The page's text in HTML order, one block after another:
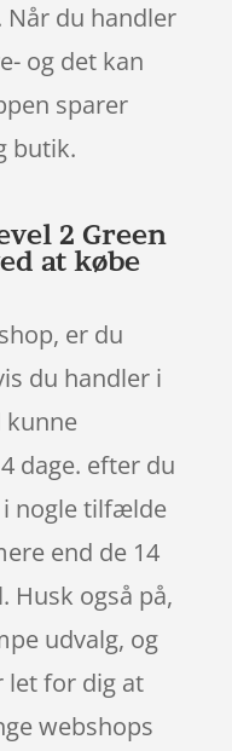
Når du handler
og det kan
sparer
butik.
2 Green
at købe
er du
du handler i
kunne
dage. efter du
i nogle tilfælde
end de 14
Husk også på,
udvalg, og
let for dig at
webshops